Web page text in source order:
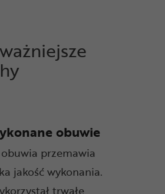
obuwie
przemawia
jakość wykonania.
trwałe